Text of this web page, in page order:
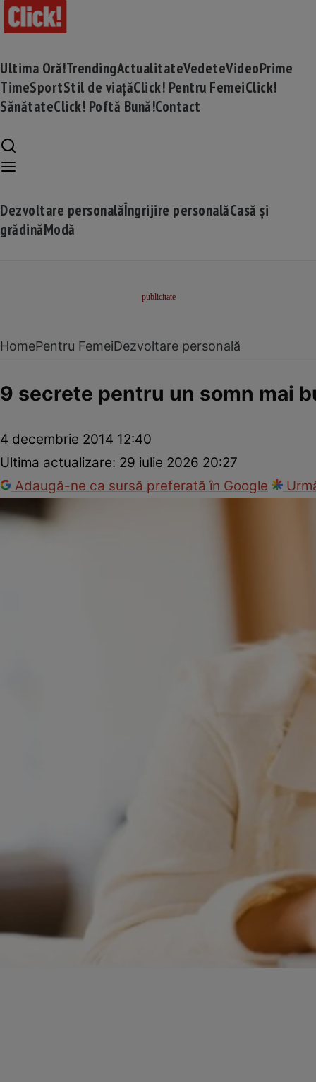
Ultima Oră!TrendingActualitateVedeteVideoPrime
TimeSportStil de viațăClick! Pentru FemeiClick!
SănătateClick! Poftă Bună!Contact
Dezvoltare personalăÎngrijire personalăCasă și
grădinăModă
HomePentru FemeiDezvoltare personală
9 secrete pentru un somn mai
4 decembrie 2014 12:40
Ultima actualizare: 29 iulie 2026 20:27
Adaugă-ne ca sursă preferată în Google